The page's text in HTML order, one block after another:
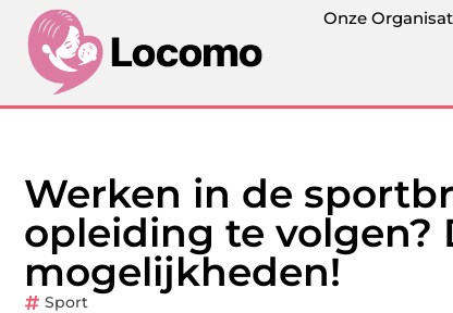
Onze
Werken in de
opleiding te volgen?
mogelijkheden!
Sport